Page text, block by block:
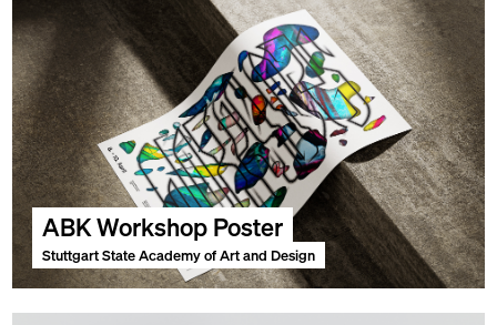
ABK Workshop Poster
Stuttgart State Academy of Art and Design